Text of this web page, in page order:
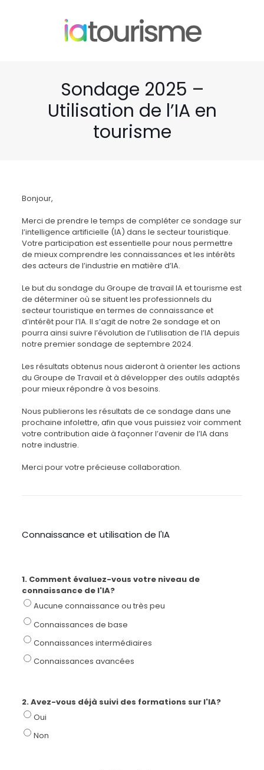
Sondage 2025 –
Utilisation de l’IA en
tourisme
Bonjour,
Merci de prendre le temps de compléter ce sondage sur
l’intelligence artificielle (IA) dans le secteur touristique.
Votre participation est essentielle pour nous permettre
de mieux comprendre les connaissances et les intérêts
des acteurs de l’industrie en matière d’IA.
Le but du sondage du Groupe de travail IA et tourisme est
de déterminer où se situent les professionnels du
secteur touristique en termes de connaissance et
d’intérêt pour l’IA. Il s’agit de notre 2e sondage et on
pourra ainsi suivre l’évolution de l’utilisation de l’IA depuis
notre premier sondage de septembre 2024.
Les résultats obtenus nous aideront à orienter les actions
du Groupe de Travail et à développer des outils adaptés
pour mieux répondre à vos besoins.
Nous publierons les résultats de ce sondage dans une
prochaine infolettre, afin que vous puissiez voir comment
votre contribution aide à façonner l’avenir de l’IA dans
notre industrie.
Merci pour votre précieuse collaboration.
Connaissance et utilisation de l'IA
1. Comment évaluez-vous votre niveau de
connaissance de l'IA?
Aucune connaissance ou très peu
Connaissances de base
Connaissances intermédiaires
Connaissances avancées
2. Avez-vous déjà suivi des formations sur l'IA?
Oui
Non